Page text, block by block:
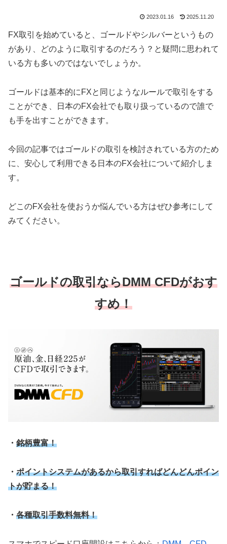
2023.01.16 2025.11.20
FX取引を始めていると、ゴールドやシルバーというもの
があり、どのように取引するのだろう？と疑問に思われて
いる方も多いのではないでしょうか。
ゴールドは基本的にFXと同じようなルールで取引をする
ことができ、日本のFX会社でも取り扱っているので誰で
も手を出すことができます。
今回の記事ではゴールドの取引を検討されている方のため
に、安心して利用できる日本のFX会社について紹介しま
す。
どこのFX会社を使おうか悩んでいる方はぜひ参考にして
みてください。
ゴールドの取引ならDMM CFDがおす
すめ！
・ 銘柄豊富！
・ ポイントシステムがあるから取引すればどんどんポイン
トが貯まる！
・ 各種取引手数料無料！